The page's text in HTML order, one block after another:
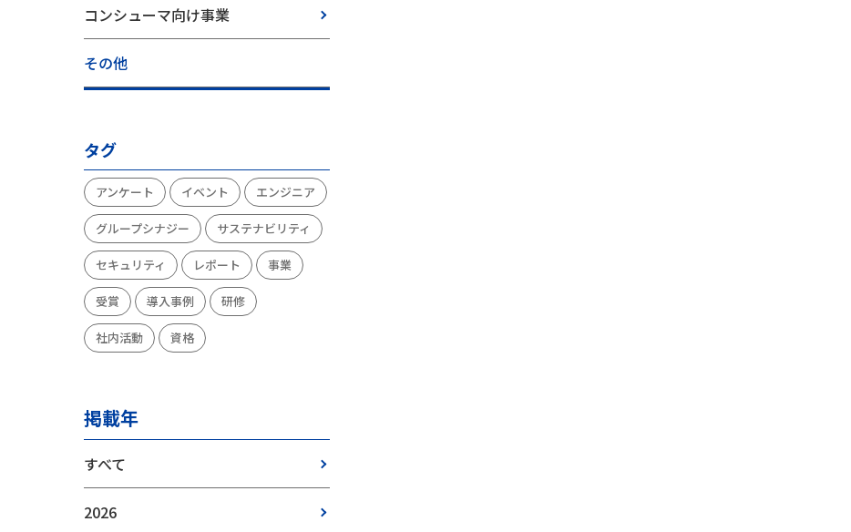
コンシューマ向け事業
その他
タグ
アンケート イベント エンジニア
グループシナジー サステナビリティ
セキュリティ レポート 事業
受賞 導入事例 研修
社内活動 資格
掲載年
すべて
2026